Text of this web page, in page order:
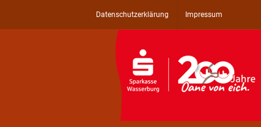
Datenschutzerklärung Impressum